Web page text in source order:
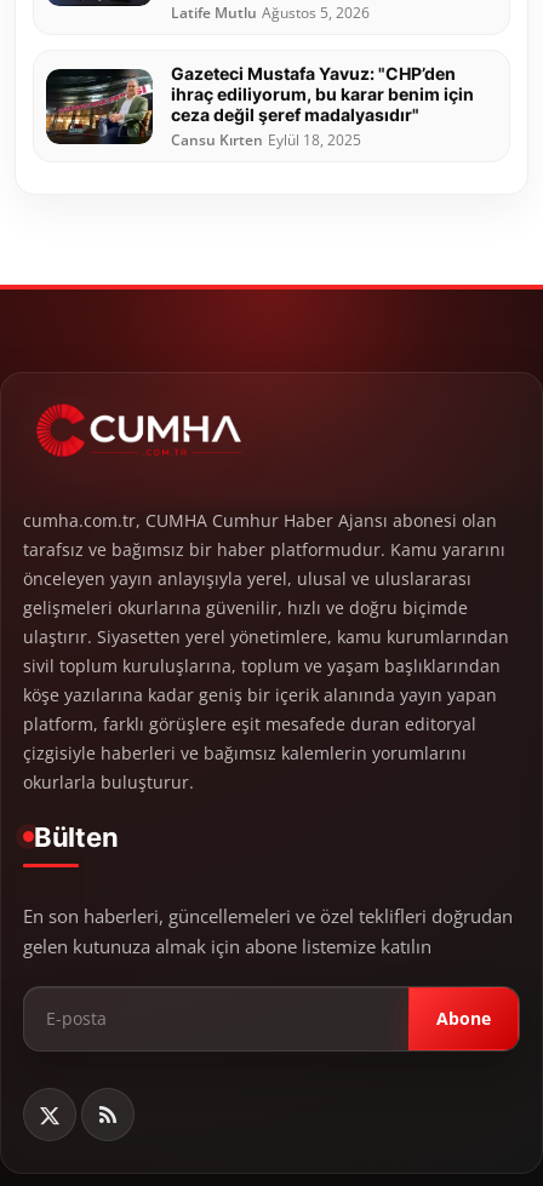
Latife Mutlu Ağustos 5, 2026
Gazeteci Mustafa Yavuz: "CHP’den
ihraç ediliyorum, bu karar benim için
ceza değil şeref madalyasıdır"
Cansu Kırten Eylül 18, 2025
cumha.com.tr, CUMHA Cumhur Haber Ajansı abonesi olan
tarafsız ve bağımsız bir haber platformudur. Kamu yararını
önceleyen yayın anlayışıyla yerel, ulusal ve uluslararası
gelişmeleri okurlarına güvenilir, hızlı ve doğru biçimde
ulaştırır. Siyasetten yerel yönetimlere, kamu kurumlarından
sivil toplum kuruluşlarına, toplum ve yaşam başlıklarından
köşe yazılarına kadar geniş bir içerik alanında yayın yapan
platform, farklı görüşlere eşit mesafede duran editoryal
çizgisiyle haberleri ve bağımsız kalemlerin yorumlarını
okurlarla buluşturur.
Bülten
En son haberleri, güncellemeleri ve özel teklifleri doğrudan
gelen kutunuza almak için abone listemize katılın
Abone